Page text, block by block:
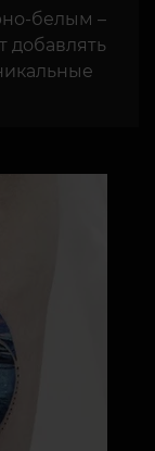
белым –
добавлять